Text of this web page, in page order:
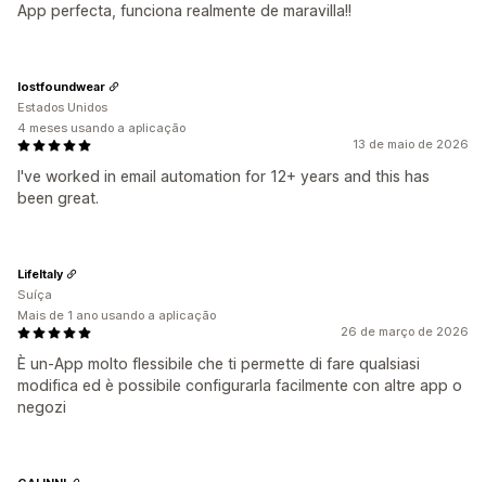
App perfecta, funciona realmente de maravilla!!
13 de maio de 2026
I've worked in email automation for 12+ years and this has
been great.
lostfoundwear
Estados Unidos
4 meses usando a aplicação
26 de março de 2026
È un-App molto flessibile che ti permette di fare qualsiasi
modifica ed è possibile configurarla facilmente con altre app o
negozi
LifeItaly
Suíça
Mais de 1 ano usando a aplicação